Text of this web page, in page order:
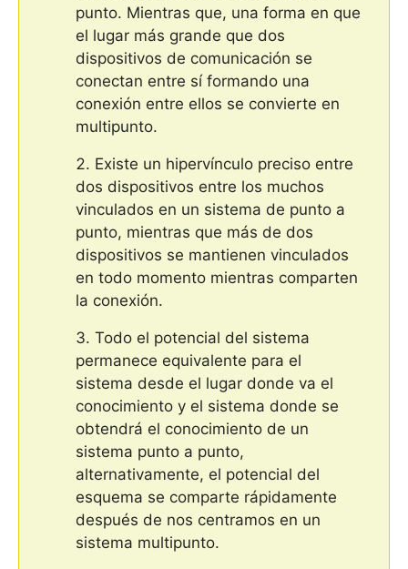
punto. Mientras que, una forma en que
el lugar más grande que dos
dispositivos de comunicación se
conectan entre sí formando una
conexión entre ellos se convierte en
multipunto.
Existe un hipervínculo preciso entre
dos dispositivos entre los muchos
vinculados en un sistema de punto a
punto, mientras que más de dos
dispositivos se mantienen vinculados
en todo momento mientras comparten
la conexión.
Todo el potencial del sistema
permanece equivalente para el
sistema desde el lugar donde va el
conocimiento y el sistema donde se
obtendrá el conocimiento de un
sistema punto a punto,
alternativamente, el potencial del
esquema se comparte rápidamente
después de nos centramos en un
sistema multipunto.